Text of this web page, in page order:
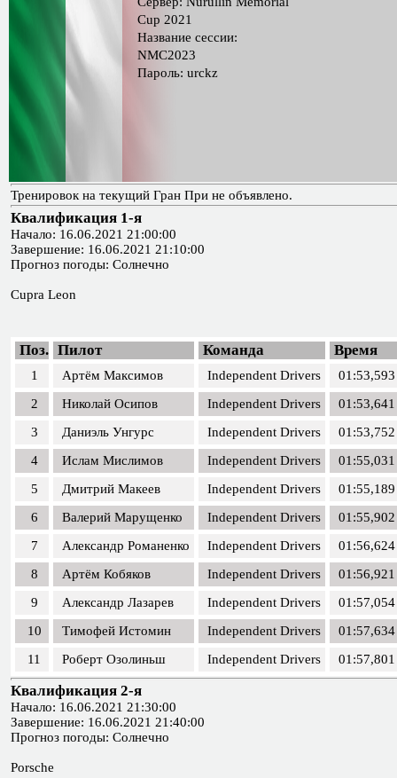
Cup 2021
Название сессии:
NMC2023
Пароль: urckz
Тренировок на текущий Гран При не объявлено.
Квалификация 1-я
Начало: 16.06.2021 21:00:00
Завершение: 16.06.2021 21:10:00
Прогноз погоды: Солнечно
Cupra Leon
Поз. Пилот Команда Время
1 Артём Максимов Independent Drivers
01:53,593
2
Николай Осипов Independent Drivers
01:53,641
3
Даниэль Унгурс Independent Drivers
01:53,752
4
Ислам Мислимов Independent Drivers
01:55,031
5
Дмитрий Макеев Independent Drivers
01:55,189
6
Валерий Марущенко Independent Drivers
01:55,902
7
Александр Романенко Independent Drivers
01:56,624
8
Артём Кобяков Independent Drivers
01:56,921
9
Александр Лазарев Independent Drivers
01:57,054
10
Тимофей Истомин Independent Drivers
01:57,634
11
Роберт Озолиньш Independent Drivers 01:57,801
Квалификация 2-я
Начало: 16.06.2021 21:30:00
Завершение: 16.06.2021 21:40:00
Прогноз погоды: Солнечно
Porsche